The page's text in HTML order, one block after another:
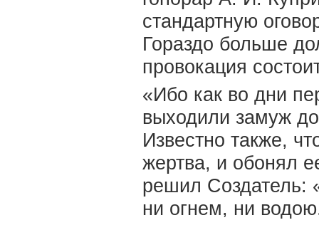
стандартную
Гораздо больше
провокация
«Ибо как во дни
выходили замуж
Известно также,
жертва, и обонял
решил Создатель:
ни огнем, ни